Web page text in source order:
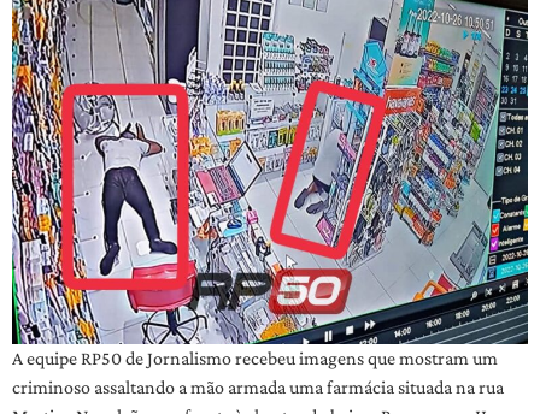
A equipe RP50 de Jornalismo recebeu imagens que mostram um
criminoso assaltando a mão armada uma farmácia situada na rua